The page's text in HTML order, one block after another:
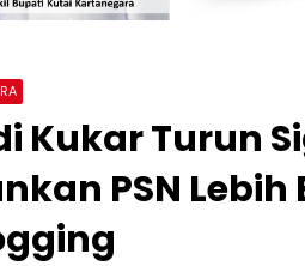
Kukar Turun
PSN Lebih